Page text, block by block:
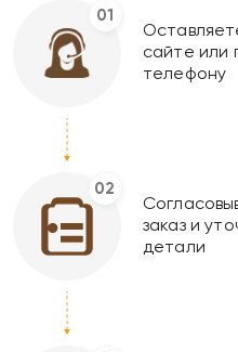
01
сайте или
телефону
02
заказ и
детали